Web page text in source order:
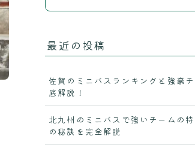
最近の投稿
佐賀のミニバスランキングと強豪
底解説！
北九州のミニバスで強いチームの
の秘訣を完全解説